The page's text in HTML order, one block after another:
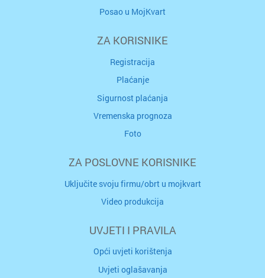
Posao u MojKvart
ZA KORISNIKE
Registracija
Plaćanje
Sigurnost plaćanja
Vremenska prognoza
Foto
ZA POSLOVNE KORISNIKE
Uključite svoju firmu/obrt u mojkvart
Video produkcija
UVJETI I PRAVILA
Opći uvjeti korištenja
Uvjeti oglašavanja